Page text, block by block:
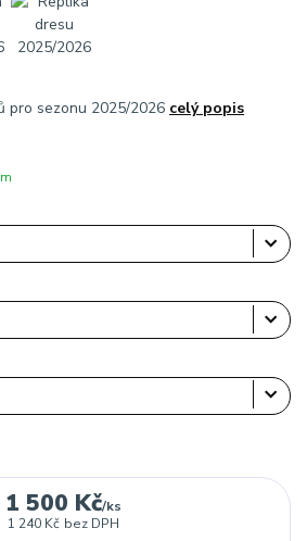
pro sezonu 2025/2026 celý popis
1 500 Kč/ks
1 240 Kč bez DPH